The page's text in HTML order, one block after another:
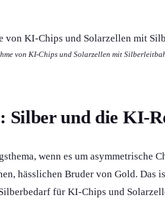
von KI-Chips und Solarzellen mit
Silber und die KI-
wenn es um asymmetrische
hässlichen Bruder von Gold. Das
für KI-Chips und